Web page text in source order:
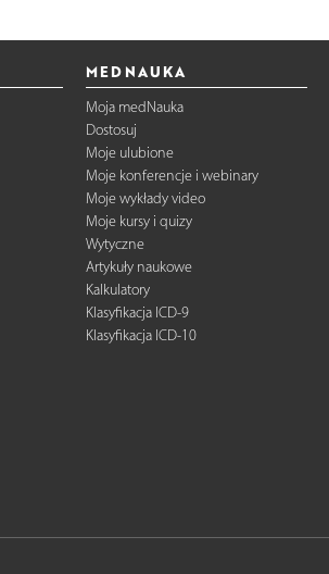
MEDNAUKA
Moja medNauka
Dostosuj
Moje ulubione
Moje konferencje i webinary
Moje wykłady video
Moje kursy i quizy
Wytyczne
Artykuły naukowe
Kalkulatory
Klasyfikacja ICD-9
Klasyfikacja ICD-10